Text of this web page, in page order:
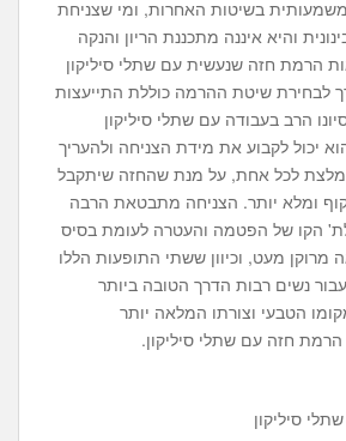
בשיטות האחרות, ומי שצניחת
והיא איננה מתכננת הריון והנקה
הרמת חזה שנעשית עם שתלי סיליקון
לבחירת שיטת ההרמה כוללת התייעצות
הרב בעבודה עם שתלי סיליקון
יכול לקבוע את מידת הצניחה ולהעריך
לכל אחת, על מנת שהחזה שיתקבל
ומלא יותר. הצניחה מתבטאת הרבה
הקו של הפטמה והעטרה לעומת בסיס
מעט, וכיוון ששתי התופעות הללו
נשים רבות הדרך הטובה ביותר
הטבעי וצורתו המלאה יותר
חזה עם שתלי סיליקון.
סיליקון